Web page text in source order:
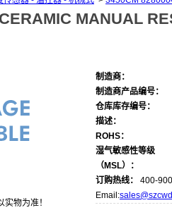
CERAMIC MANUAL
物为准！
制造商：
制造商产品编号：
仓库库存编号：
描述：
ROHS：
湿气敏感性等级
（MSL）：
订购热线：
400-
Email: